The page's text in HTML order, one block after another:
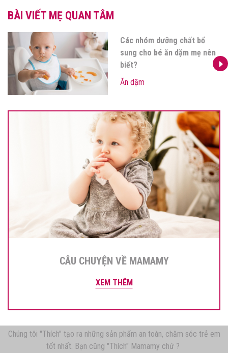
BÀI VIẾT MẸ QUAN TÂM
Các nhóm dưỡng chất bổ
sung cho bé ăn dặm mẹ nên
biết?
Ăn dặm
CÂU CHUYỆN VỀ MAMAMY
XEM THÊM
Chúng tôi "Thích" tạo ra những sản phẩm an toàn, chăm sóc trẻ em
tốt nhất. Bạn cũng "Thích" Mamamy chứ ?